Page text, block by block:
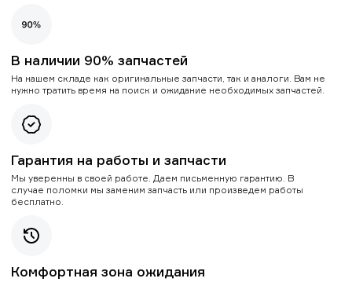
В наличии 90% запчастей
На нашем складе как оригинальные запчасти, так и аналоги. Вам не
нужно тратить время на поиск и ожидание необходимых запчастей.
Гарантия на работы и запчасти
Мы уверенны в своей работе. Даем письменную гарантию. В
случае поломки мы заменим запчасть или произведем работы
бесплатно.
Комфортная зона ожидания